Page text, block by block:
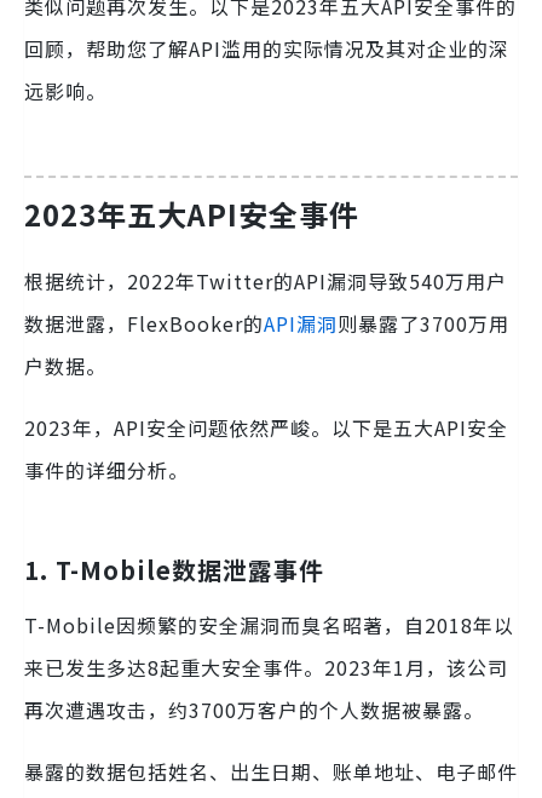
类似问题再次发生。以下是2023年五大API安全事件的
回顾，帮助您了解API滥用的实际情况及其对企业的深
远影响。
2023年五大API安全事件
根据统计，2022年Twitter的API漏洞导致540万用户
数据泄露，FlexBooker的API漏洞则暴露了3700万用
户数据。
2023年，API安全问题依然严峻。以下是五大API安全
事件的详细分析。
1. T-Mobile数据泄露事件
T-Mobile因频繁的安全漏洞而臭名昭著，自2018年以
来已发生多达8起重大安全事件。2023年1月，该公司
再次遭遇攻击，约3700万客户的个人数据被暴露。
暴露的数据包括姓名、出生日期、账单地址、电子邮件